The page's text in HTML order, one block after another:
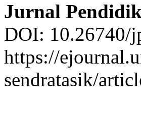
Jurnal
DOI: 10.26740/
https://
sendratasik/